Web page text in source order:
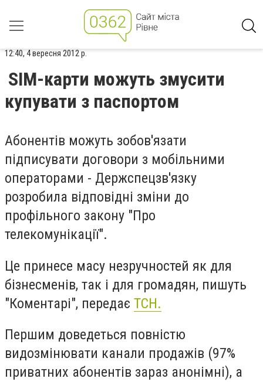
12:40, 4 вересня 2012 р.
SIM-карти можуть змусити
купувати з паспортом
Абонентів можуть зобов'язати
підписувати договори з мобільними
операторами - Держспецзв'язку
розробила відповідні зміни до
профільного закону "Про
телекомунікації".
Це принесе масу незручностей як для
бізнесменів, так і для громадян, пишуть
"Коментарі", передає ТСН.
Першим доведеться повністю
видозмінювати канали продажів (97%
приватних абонентів зараз анонімні), а